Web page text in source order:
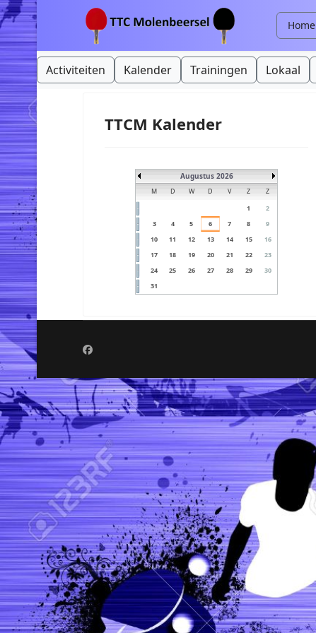
Home
Activiteiten Kalender Trainingen Lokaal
TTCM Kalender
Augustus 2026
M D W D V Z
Z
1
2
3
4 5 6 7 8
9
10
11 12 13 14 15
16
17
18 19 20 21 22
23
24
25 26 27 28 29
30
31